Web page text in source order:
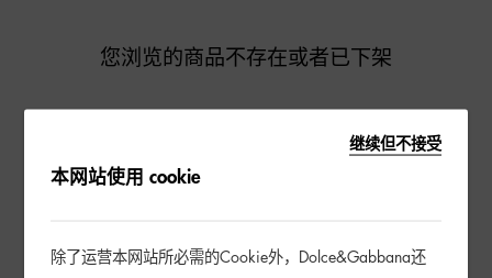
您浏览的商品不存在或者已下架
继续但不接受
本网站使用 cookie
除了运营本网站所必需的Cookie外，Dolce&Gabbana还